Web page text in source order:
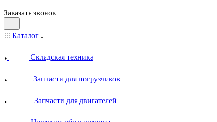
Заказать звонок
Каталог
Складская техника
Запчасти для погрузчиков
Запчасти для двигателей